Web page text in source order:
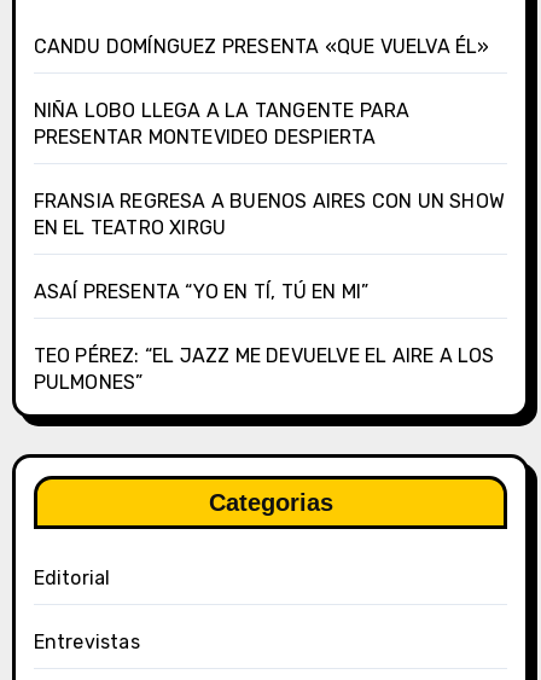
CANDU DOMÍNGUEZ PRESENTA «QUE VUELVA ÉL»
NIÑA LOBO LLEGA A LA TANGENTE PARA
PRESENTAR MONTEVIDEO DESPIERTA
FRANSIA REGRESA A BUENOS AIRES CON UN SHOW
EN EL TEATRO XIRGU
ASAÍ PRESENTA “YO EN TÍ, TÚ EN MI”
TEO PÉREZ: “EL JAZZ ME DEVUELVE EL AIRE A LOS
PULMONES”
Categorias
Editorial
Entrevistas